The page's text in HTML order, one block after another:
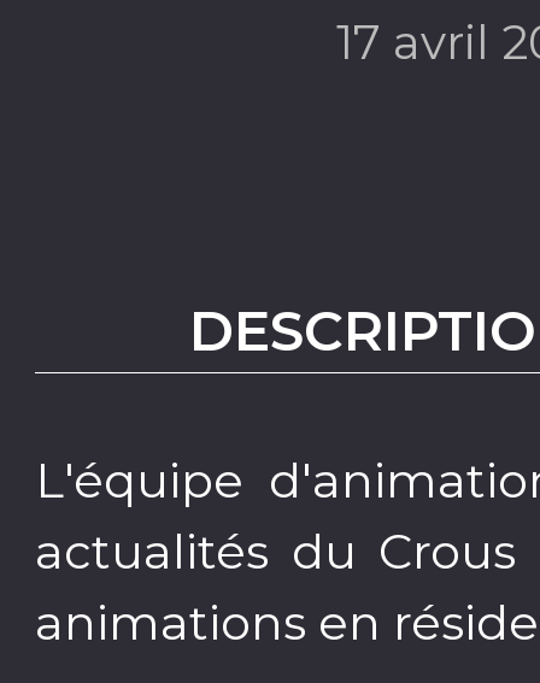
17 avril
L'équipe
actualités du
animations en